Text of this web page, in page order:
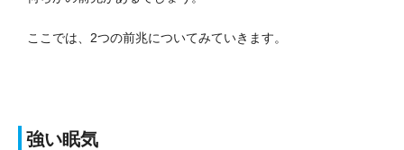
ここでは、2つの前兆についてみていきます。
強い眠気